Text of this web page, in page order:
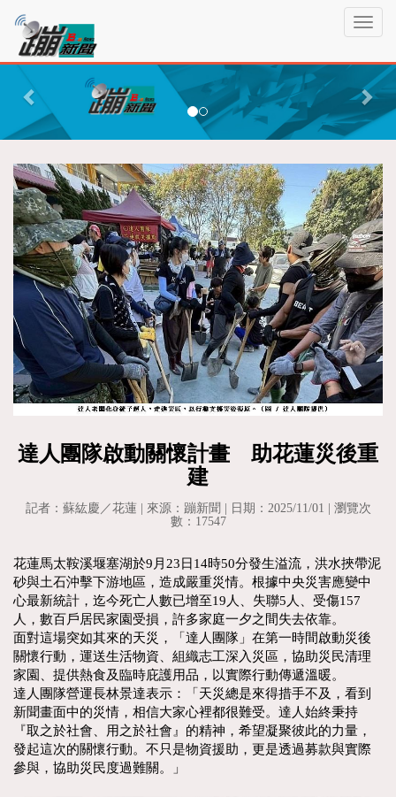
T
g
l
e
v
i
g
a
t
i
n
蹦
新
聞P
r
v
i
o
u
s
N
e
x
t
達人團隊啟動關懷計畫 助花蓮災後重
建
記者：蘇紘慶／花蓮 | 來源：蹦新聞 | 日期：2025/11/01 | 瀏覽次
數：17547
花蓮馬太鞍溪堰塞湖於9月23日14時50分發生溢流，洪水挾帶泥
砂與土石沖擊下游地區，造成嚴重災情。根據中央災害應變中
心最新統計，迄今死亡人數已增至19人、失聯5人、受傷157
人，數百戶居民家園受損，許多家庭一夕之間失去依靠。
面對這場突如其來的天災，「達人團隊」在第一時間啟動災後
關懷行動，運送生活物資、組織志工深入災區，協助災民清理
家園、提供熱食及臨時庇護用品，以實際行動傳遞溫暖。
達人團隊營運長林景達表示：「天災總是來得措手不及，看到
新聞畫面中的災情，相信大家心裡都很難受。達人始終秉持
『取之於社會、用之於社會』的精神，希望凝聚彼此的力量，
發起這次的關懷行動。不只是物資援助，更是透過募款與實際
參與，協助災民度過難關。」